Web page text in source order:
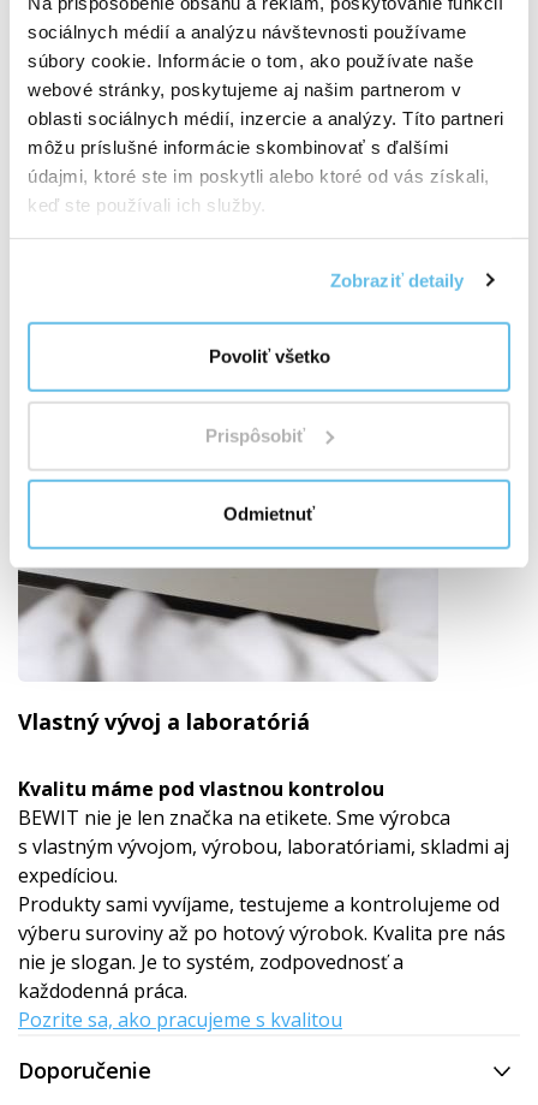
sociálnych médií a analýzu návštevnosti používame
súbory cookie. Informácie o tom, ako používate naše
webové stránky, poskytujeme aj našim partnerom v
oblasti sociálnych médií, inzercie a analýzy. Títo partneri
môžu príslušné informácie skombinovať s ďalšími
údajmi, ktoré ste im poskytli alebo ktoré od vás získali,
keď ste používali ich služby.
Zobraziť detaily
Povoliť všetko
Prispôsobiť
Odmietnuť
olejov – od jednoduchých kompozícií až po komplexné
zmesi inšpirované aromaterapiou, tradíciou aj
modernými poznatkami.
Nejde len o množstvo. Ide o hĺbku, vlastný vývoj a
premyslený ekosystém vôní pre každodenný život.
Objavte svet zmesí BEWIT "
Vlastný vývoj a laboratóriá
Kvalitu máme pod vlastnou kontrolou
BEWIT nie je len značka na etikete. Sme výrobca
s vlastným vývojom, výrobou, laboratóriami, skladmi aj
expedíciou.
Produkty sami vyvíjame, testujeme a kontrolujeme od
výberu suroviny až po hotový výrobok. Kvalita pre nás
nie je slogan. Je to systém, zodpovednosť a
každodenná práca.
Pozrite sa, ako pracujeme s kvalitou
Doporučenie